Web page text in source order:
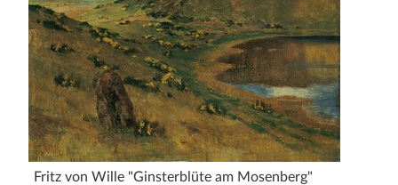
Fritz von Wille "Ginsterblüte am Mosenberg"